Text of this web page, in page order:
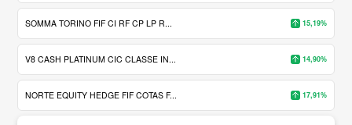
SOMMA TORINO FIF CI RF CP LP R... 15,19%
V8 CASH PLATINUM CIC CLASSE IN... 14,90%
NORTE EQUITY HEDGE FIF COTAS F... 17,91%